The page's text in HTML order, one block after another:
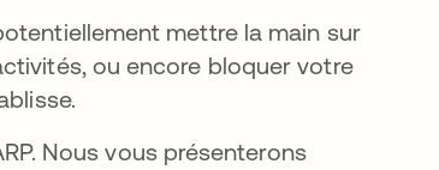
mettre la main sur
ou encore bloquer votre
Nous vous présenterons